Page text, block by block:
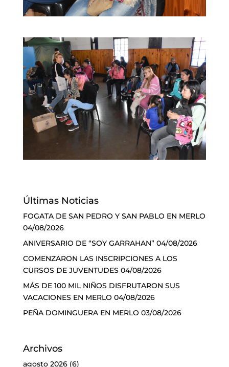
Últimas Noticias
FOGATA DE SAN PEDRO Y SAN PABLO EN MERLO
04/08/2026
ANIVERSARIO DE “SOY GARRAHAN” 04/08/2026
COMENZARON LAS INSCRIPCIONES A LOS
CURSOS DE JUVENTUDES 04/08/2026
MÁS DE 100 MIL NIÑOS DISFRUTARON SUS
VACACIONES EN MERLO 04/08/2026
PEÑA DOMINGUERA EN MERLO 03/08/2026
Archivos
agosto 2026(6)